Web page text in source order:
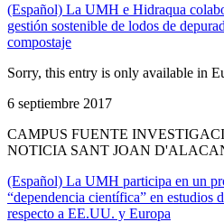
(Español) La UMH e Hidraqua
gestión sostenible de lodos de
compostaje
Sorry, this entry is only available in
6 septiembre 2017
CAMPUS FUENTE
NOTICIA SANT JOAN
(Español) La UMH participa en un
“dependencia científica” en estudios
respecto a EE.UU. y Europa